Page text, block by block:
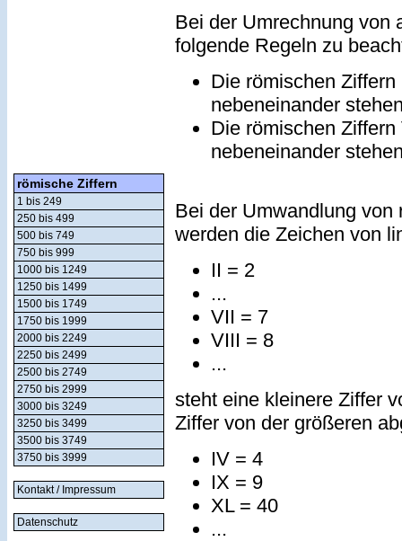
römische Ziffern
1 bis 249
250 bis 499
500 bis 749
750 bis 999
1000 bis 1249
1250 bis 1499
1500 bis 1749
1750 bis 1999
2000 bis 2249
2250 bis 2499
2500 bis 2749
2750 bis 2999
3000 bis 3249
3250 bis 3499
3500 bis 3749
3750 bis 3999
Kontakt / Impressum
Datenschutz
Bei der Umrechnung von
folgende Regeln zu
Die römischen
nebeneinander
Die römischen
nebeneinander
Bei der Umwandlung von
werden die Zeichen von
II = 2
...
VII = 7
VIII = 8
...
steht eine kleinere Ziffer
Ziffer von der größeren
IV = 4
IX = 9
XL = 40
...